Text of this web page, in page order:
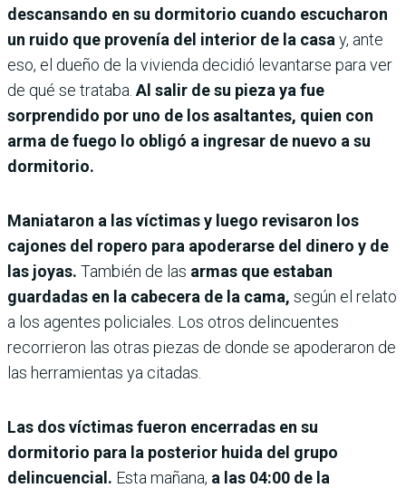
descansando en su dormitorio cuando escucharon
un ruido que provenía del interior de la casa y, ante
eso, el dueño de la vivienda decidió levantarse para ver
de qué se trataba. Al salir de su pieza ya fue
sorprendido por uno de los asaltantes, quien con
arma de fuego lo obligó a ingresar de nuevo a su
dormitorio.
Maniataron a las víctimas y luego revisaron los
cajones del ropero para apoderarse del dinero y de
las joyas. También de las armas que estaban
guardadas en la cabecera de la cama, según el relato
a los agentes policiales. Los otros delincuentes
recorrieron las otras piezas de donde se apoderaron de
las herramientas ya citadas.
Las dos víctimas fueron encerradas en su
dormitorio para la posterior huida del grupo
delincuencial. Esta mañana, a las 04:00 de la